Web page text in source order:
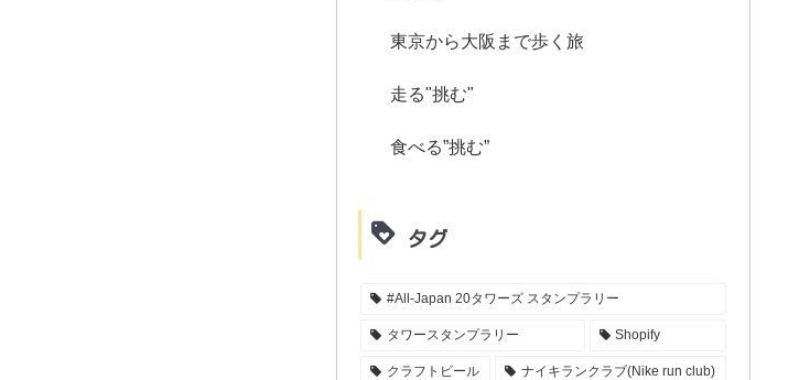
東京から大阪まで歩く旅
走る"挑む"
食べる”挑む”
タグ
#All-Japan 20タワーズ スタンプラリー
タワースタンプラリー Shopify
クラフトビール ナイキランクラブ(Nike run club)